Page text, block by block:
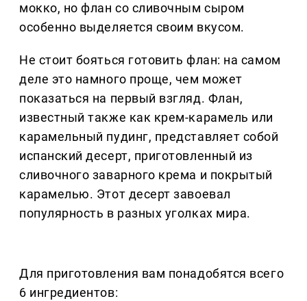
мокко, но флан со сливочным сыром
особенно выделяется своим вкусом.
Не стоит бояться готовить флан: на самом
деле это намного проще, чем может
показаться на первый взгляд. Флан,
известный также как крем-карамель или
карамельный пудинг, представляет собой
испанский десерт, приготовленный из
сливочного заварного крема и покрытый
карамелью. Этот десерт завоевал
популярность в разных уголках мира.
Для приготовления вам понадобятся всего
6 ингредиентов: